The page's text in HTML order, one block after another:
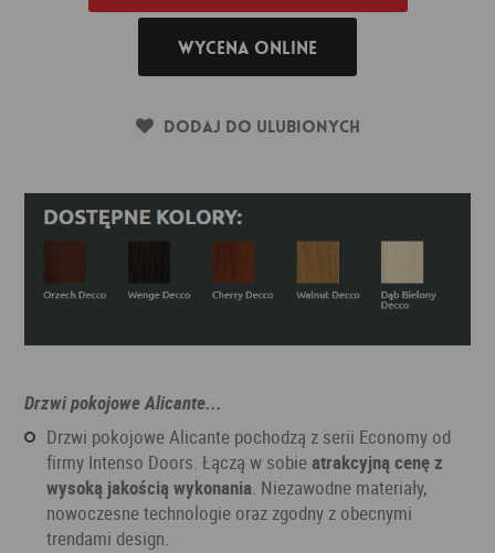
Wycena online
Dodaj do ulubionych
Drzwi pokojowe Alicante...
Drzwi pokojowe Alicante pochodzą z serii Economy od
firmy Intenso Doors. Łączą w sobieatrakcyjną cenę z
wysoką jakością wykonania. Niezawodne materiały,
nowoczesne technologie oraz zgodny z obecnymi
trendami design.